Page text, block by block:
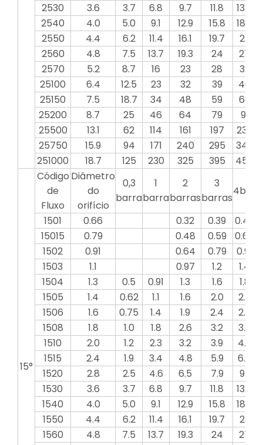
2530
3.6 3.7 6.8 9.7 11.8 13.7
2540
4.0 5.0 9.1 12.9 15.8 18.2
2550
4.4 6.2 11.4 16.1 19.7 23
2560
4.8 7.5 13.7 19.3 24
27
2570
5.2 8.7 16 23 28 32
25100
6.4 12.5 23 32 39
46
25150
7.5 18.7 34 48 59 68
25200
8.7 25 46 64 79 91
25500
13.1 62 114 161 197 230
25750
15.9 94 171 240 295 340
251000
18.7 125 230 325 395 455
15°
Código
de
Fluxo
Diâmetro
do
orifício
0,3
barra
1
barra
2
barras
3
barras
4bar
1501 0.66 0.32 0.39 0.46
15015
0.79 0.48 0.59 0.68
1502
0.91 0.64 0.79 0.91
1503
1.1 0.97 1.2 1.4
1504
1.3 0.5 0.91 1.3 1.6 1.8
1505
1.4 0.62 1.1 1.6 2.0 2.3
1506
1.6 0.75 1.4 1.9 2.4 2.7
1508
1.8 1.0 1.8 2.6 3.2 3.6
1510
2.0 1.2 2.3 3.2 3.9 4.6
1515
2.4 1.9 3.4 4.8 5.9 6.8
1520
2.8 2.5 4.6 6.5 7.9 9.1
1530
3.6 3.7 6.8 9.7 11.8 13.7
1540
4.0 5.0 9.1 12.9 15.8 18.2
1550
4.4 6.2 11.4 16.1 19.7 23
1560
4.8 7.5 13.7 19.3 24
27